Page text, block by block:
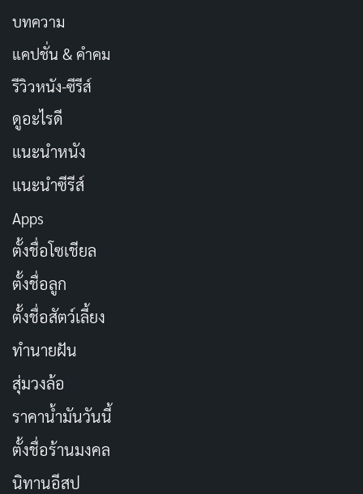
บทความ
แคปชั่น & คำคม
รีวิวหนัง-ซีรีส์
ดูอะไรดี
แนะนำหนัง
แนะนำซีรีส์
Apps
ตั้งชื่อโซเชียล
ตั้งชื่อลูก
ตั้งชื่อสัตว์เลี้ยง
ทำนายฝัน
สุ่มวงล้อ
ราคาน้ำมันวันนี้
ตั้งชื่อร้านมงคล
นิทานอีสป